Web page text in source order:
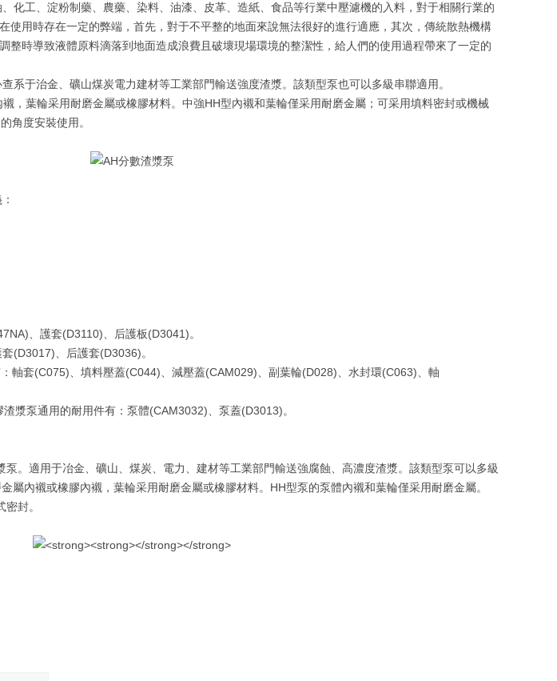
工、淀粉制藥、農藥、染料、油漆、皮革、造紙、食品等行業中壓濾機的入料，對于相關行業的
使用時存在一定的弊端，首先，對于不平整的地面來說無法很好的進行適應，其次，傳統散熱機構
整時導致液體原料滴落到地面造成浪費且破壞現場環境的整潔性，給人們的使用過程帶來了一定的
于治金、礦山煤炭電力建材等工業部門輸送強度渣漿。該類型泵也可以多級串聯適用。
葉輪采用耐磨金屬或橡膠材料。中強HH型內襯和葉輪僅采用耐磨金屬；可采用填料密封或機械
角度安裝使用。
、護套(D3110)、后護板(D3041)。
、后護套(D3036)。
套(C075)、填料壓蓋(C044)、減壓蓋(CAM029)、副葉輪(D028)、水封環(C063)、軸
泵通用的耐用件有：泵體(CAM3032)、泵蓋(D3013)。
適用于冶金、礦山、煤炭、電力、建材等工業部門輸送強腐蝕、高濃度渣漿。該類型泵可以多級
屬內襯或橡膠內襯，葉輪采用耐磨金屬或橡膠材料。HH型泵的泵體內襯和葉輪僅采用耐磨金屬。
封。